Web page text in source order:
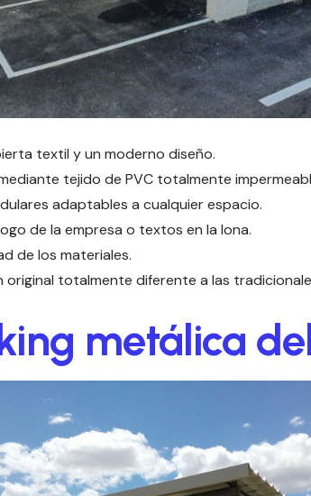
textil y un moderno diseño.
tejido de PVC totalmente
adaptables a cualquier espacio.
de la empresa o textos en la lona.
de los materiales.
totalmente diferente a las
metálica